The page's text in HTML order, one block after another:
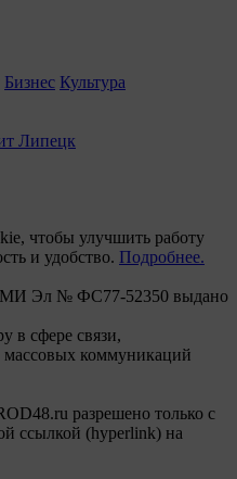
Бизнес Культура
Липецк
чтобы улучшить работу
и удобство. Подробнее.
СМИ Эл № ФС77-52350 выдано
в сфере связи,
коммуникаций
разрешено только с
ссылкой (hyperlink) на